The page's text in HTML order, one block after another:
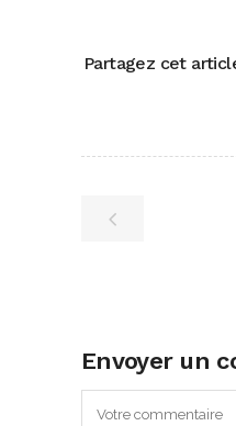
Partagez cet
Envoyer un